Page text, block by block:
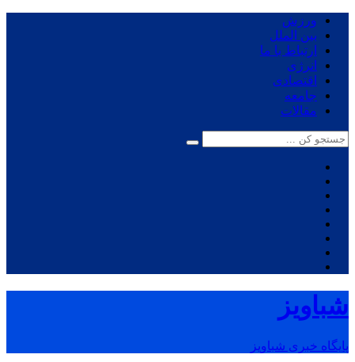
ورزش
بین الملل
ارتباط با ما
انرژی
اقتصادی
جامعه
مقالات
شباویز
پایگاه خبری شباویز